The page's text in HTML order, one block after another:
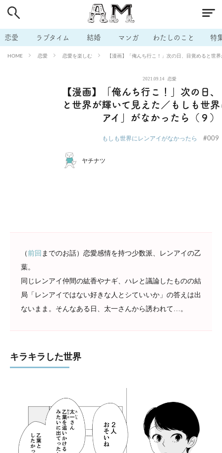
恋愛 ラブタイム 結婚 マンガ わたしのこと 特
HOME 恋愛 恋愛を楽しむ 【漫画】「俺んち行こ！」次の日、目覚めると世
2021.09.14 恋愛
【漫画】「俺んち行こ！」次の日
と世界が輝いて見えた／もしも世
アイ」がなかったら（９）
もしも世界にレンアイがなかったら #009
ヤチナツ
（前回 までのお話）恋愛感情を持つ少数派、レンアイの乙
葉。
同じレンアイ仲間の紘香やナギ、ハレと議論したものの結
局「レンアイではない好きな人とシていいか」の答えは出
ないまま。そんなある日、太一さんから誘われて…。
キラキラした世界
# 男の本音 # セフレ # 不倫
# 出会う方法 # マッチングアプリ # ラブグッズ # 体の相